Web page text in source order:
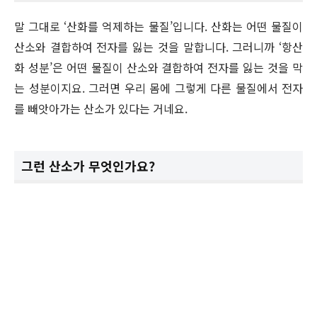
말 그대로 ‘산화를 억제하는 물질’입니다. 산화는 어떤 물질이
산소와 결합하여 전자를 잃는 것을 말합니다. 그러니까 ‘항산
화 성분’은 어떤 물질이 산소와 결합하여 전자를 잃는 것을 막
는 성분이지요. 그러면 우리 몸에 그렇게 다른 물질에서 전자
를 빼앗아가는 산소가 있다는 거네요.
그런 산소가 무엇인가요?